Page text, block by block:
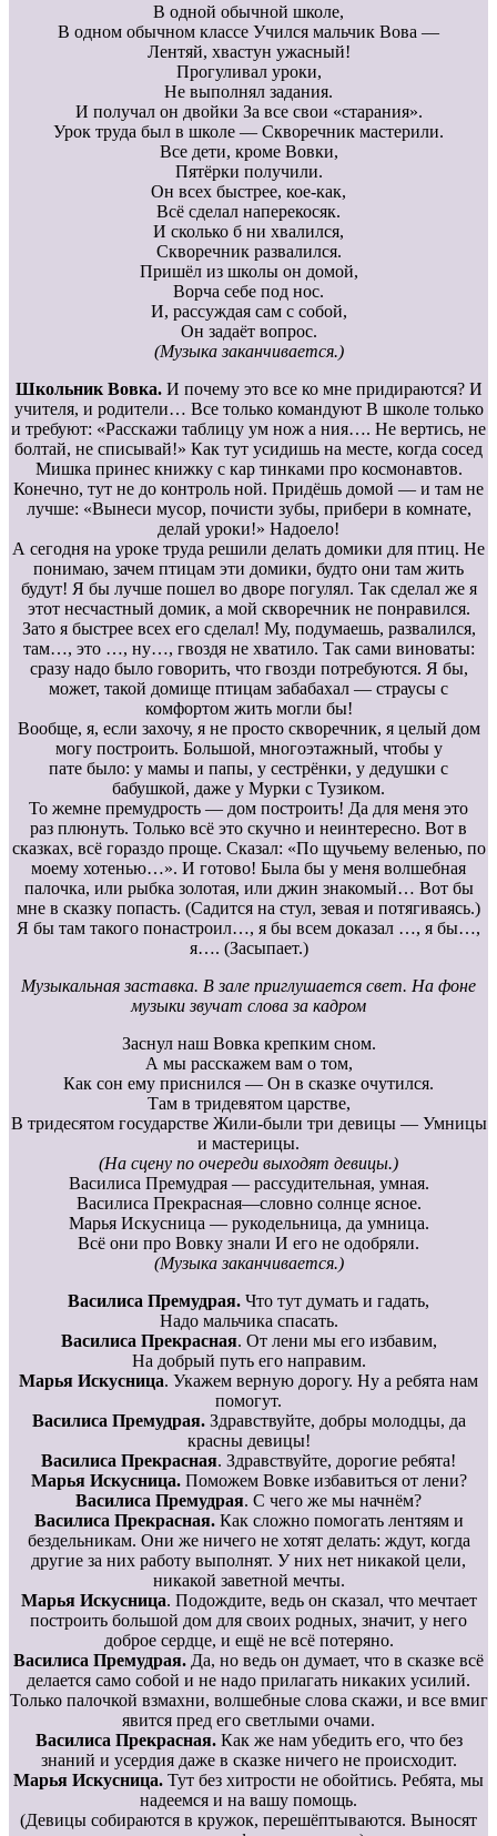
В одной обычной школе,
В одном обычном классе Учился мальчик Вова —
Лентяй, хвастун ужасный!
Прогуливал уроки,
Не выполнял задания.
И получал он двойки За все свои «старания».
Урок труда был в школе — Скворечник мастерили.
Все дети, кроме Вовки,
Пятёрки получили.
Он всех быстрее, кое-как,
Всё сделал наперекосяк.
И сколько б ни хвалился,
Скворечник развалился.
Пришёл из школы он домой,
Ворча себе под нос.
И, рассуждая сам с собой,
Он задаёт вопрос.
(Музыка заканчивается.)
Школьник Вовка.И почему это все ко мне придираются? И
учителя, и родители… Все только командуют В школе только
и требуют: «Расскажи таблицу ум нож а ния…. Не вертись, не
болтай, не списывай!» Как тут усидишь на месте, когда сосед
Мишка принес книжку с кар тинками про космонавтов.
Конечно, тут не до контроль ной. Придёшь домой — и там не
лучше: «Вынеси мусор, почисти зубы, прибери в комнате,
делай уроки!» Надоело!
А сегодня на уроке труда решили делать домики для птиц. Не
понимаю, зачем птицам эти домики, будто они там жить
будут! Я бы лучше пошел во дворе погулял. Так сделал же я
этот несчастный домик, а мой скворечник не понравился.
Зато я быстрее всех его сделал! Му, подумаешь, развалился,
там…, это …, ну…, гвоздя не хватило. Так сами виноваты:
сразу надо было говорить, что гвозди потребуются. Я бы,
может, такой домище птицам забабахал — страусы с
комфортом жить могли бы!
Вообще, я, если захочу, я не просто скворечник, я целый дом
могу построить. Большой, многоэтажный, чтобы у
пате было: у мамы и папы, у сестрёнки, у дедушки с
бабушкой, даже у Мурки с Тузиком.
То жемне премудрость — дом построить! Да для меня это
раз плюнуть. Только всё это скучно и неинтересно. Вот в
сказках, всё гораздо проще. Сказал: «По щучьему веленью, по
моему хотенью…». И готово! Была бы у меня волшебная
палочка, или рыбка золотая, или джин знакомый… Вот бы
мне в сказку попасть. (Садится на стул, зевая и потягиваясь.)
Я бы там такого понастроил…, я бы всем доказал …, я бы…,
я…. (Засыпает.)
Музыкальная заставка. В зале приглушается свет. На фоне
музыки звучат слова за кадром
Заснул наш Вовка крепким сном.
А мы расскажем вам о том,
Как сон ему приснился — Он в сказке очутился.
Там в тридевятом царстве,
В тридесятом государстве Жили-были три девицы — Умницы
и мастерицы.
(На сцену по очереди выходят девицы.)
Василиса Премудрая — рассудительная, умная.
Василиса Прекрасная—словно солнце ясное.
Марья Искусница — рукодельница, да умница.
Всё они про Вовку знали И его не одобряли.
(Музыка заканчивается.)
Василиса Премудрая. Что тут думать и гадать,
Надо мальчика спасать.
Василиса Прекрасная. От лени мы его избавим,
На добрый путь его направим.
Марья Искусница. Укажем верную дорогу. Ну а ребята нам
помогут.
Василиса Премудрая.Здравствуйте, добры молодцы, да
красны девицы!
Василиса Прекрасная. Здравствуйте, дорогие ребята!
Марья Искусница.Поможем Вовке избавиться от лени?
Василиса Премудрая. С чего же мы начнём?
Василиса Прекрасная.Как сложно помогать лентяям и
бездельникам. Они же ничего не хотят делать: ждут, когда
другие за них работу выполнят. У них нет никакой цели,
никакой заветной мечты.
Марья Искусница. Подождите, ведь он сказал, что мечтает
построить большой дом для своих родных, значит, у него
доброе сердце, и ещё не всё потеряно.
Василиса Премудрая. Да, но ведь он думает, что в сказке всё
делается само собой и не надо прилагать никаких усилий.
Только палочкой взмахни, волшебные слова скажи, и все вмиг
явится пред его светлыми очами.
Василиса Прекрасная.Как же нам убедить его, что без
знаний и усердия даже в сказке ничего не происходит.
Марья Искусница. Тут без хитрости не обойтись. Ребята, мы
надеемся и на вашу помощь.
(Девицы собираются в кружок, перешёптываются. Выносят